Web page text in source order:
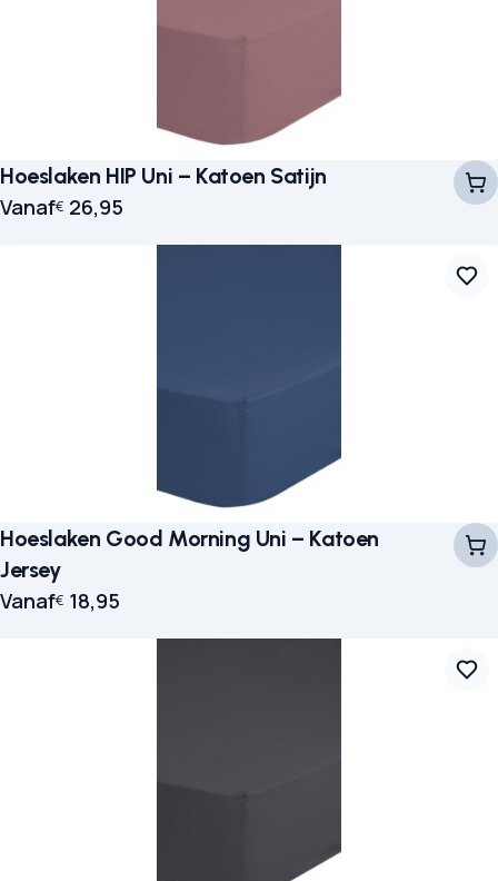
Hoeslaken HIP Uni – Katoen Satijn
Vanaf€ 26,95
Hoeslaken Good Morning Uni – Katoen
Jersey
Vanaf€ 18,95